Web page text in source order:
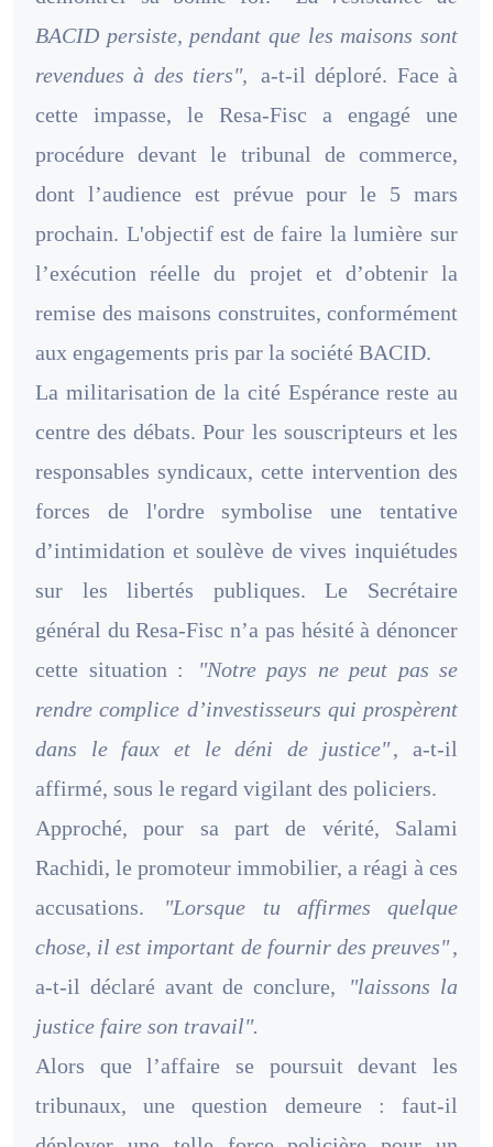
BACID persiste, pendant que les maisons sont
revendues à des tiers", a-t-il déploré. Face à
cette impasse, le Resa-Fisc a engagé une
procédure devant le tribunal de commerce,
dont l’audience est prévue pour le 5 mars
prochain. L'objectif est de faire la lumière sur
l’exécution réelle du projet et d’obtenir la
remise des maisons construites, conformément
aux engagements pris par la société BACID.
La militarisation de la cité Espérance reste au
centre des débats. Pour les souscripteurs et les
responsables syndicaux, cette intervention des
forces de l'ordre symbolise une tentative
d’intimidation et soulève de vives inquiétudes
sur les libertés publiques. Le Secrétaire
général du Resa-Fisc n’a pas hésité à dénoncer
cette situation :
"Notre pays ne peut pas se
rendre complice d’investisseurs qui prospèrent
dans le faux et le déni de justice", a-t-il
affirmé, sous le regard vigilant des policiers.
Approché, pour sa part de vérité, Salami
Rachidi, le promoteur immobilier, a réagi à ces
accusations.
"Lorsque tu affirmes quelque
chose, il est important de fournir des preuves",
a-t-il déclaré avant de conclure,
"laissons la
justice faire son travail".
Alors que l’affaire se poursuit devant les
tribunaux, une question demeure : faut-il